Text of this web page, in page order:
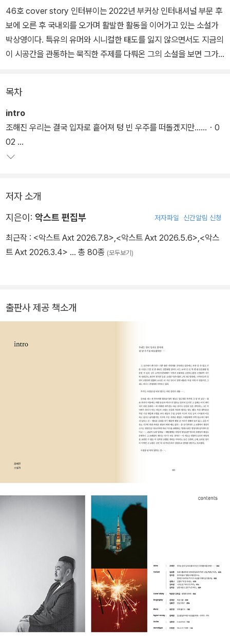
46호 cover story 인터뷰이는 2022년 부커상 인터내셔널 부문 후
보에 오른 후 국내외를 오가며 활발한 활동을 이어가고 있는 소설가
박상영이다. 특유의 유머와 시니컬한 태도를 잃지 않으면서도 지금의
이 시공간을 관통하는 묵직한 주제를 다뤄온 그의 소설을 보면 그가
작가가 되고서 구원받은 것 같다는 진솔한 고백의 곁에는 문학에 대
한 애증 역시 함께했다. 유쾌한 대화 속에서 진심이 눈물처럼 터져나
오는 순간은 그의 소설을 닮아 있다.
2023년의 첫 『Axt』는 소설가 조해진이 열어주었다. 어느 때보다 우
그러나 살아간다는 것은 엄숙함 앞에서도 계속되는 것. 삶을 닮은 우
리의 문학도 2022년을 지나 2023년을 향해야만 할 것이다. 인간으
목차
intro
조해진 우리는 결국 입자로 흩어져 텅 빈 우주를 떠돌겠지만……・0
02
저자 소개
지은이: 악스트 편집부 저자파일 신간알림 신청
최근작 : <악스트 Axt 2026.7.8>,<악스트 Axt 2026.5.6>,<악스
트 Axt 2026.3.4> … 총 80종 (모두보기)
출판사 제공 책소개